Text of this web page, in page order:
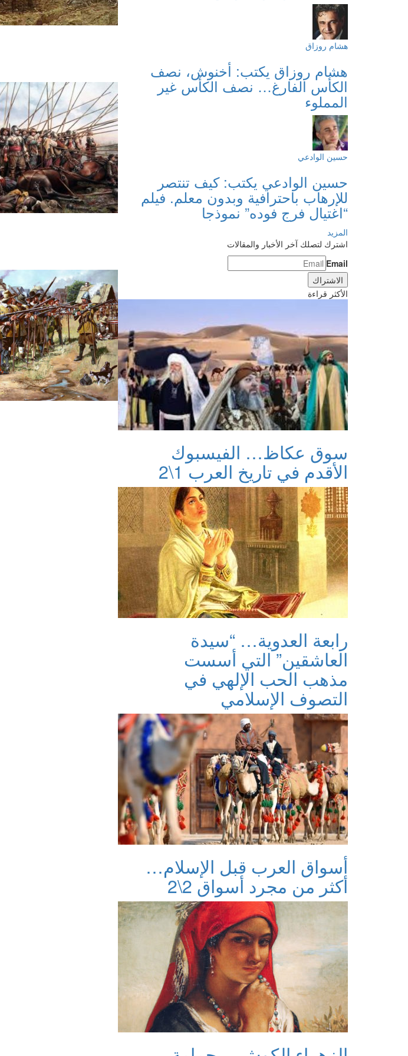
هشام روزاق
هشام روزاق يكتب: أخنوش، نصف
الكأس الفارغ… نصف الكأس غير
المملوء
حسين الوادعي
حسين الوادعي يكتب: كيف تنتصر
للإرهاب باحترافية وبدون معلم. فيلم
“اغتيال فرج فوده” نموذجا
المزيد
اشترك لتصلك آخر الأخبار والمقالات
Email
الأكثر قراءة
سوق عكاظ… الفيسبوك
الأقدم في تاريخ العرب 1\2
رابعة العدوية… “سيدة
العاشقين” التي أسست
مذهب الحب الإلهي في
التصوف الإسلامي
أسواق العرب قبل الإسلام…
أكثر من مجرد أسواق 2\2